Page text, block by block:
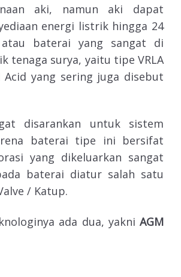
aki, namun aki dapat
energi listrik hingga 24
baterai yang sangat di
tenaga surya, yaitu tipe VRLA
Acid yang sering juga disebut
disarankan untuk sistem
baterai tipe ini bersifat
yang dikeluarkan sangat
baterai diatur salah satu
/ Katup.
ada dua, yakni AGM